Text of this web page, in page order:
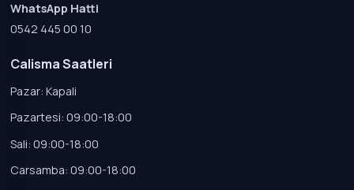
WhatsApp Hatti
0542 445 00 10
Calisma Saatleri
Pazar: Kapali
Pazartesi: 09:00-18:00
Sali: 09:00-18:00
Carsamba: 09:00-18:00